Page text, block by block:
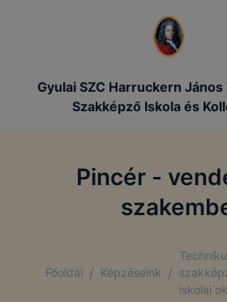
Gyulai SZC Harruckern
Szakképző Iskola és
Pincér -
Főoldal / Képzéseink /
iskolai